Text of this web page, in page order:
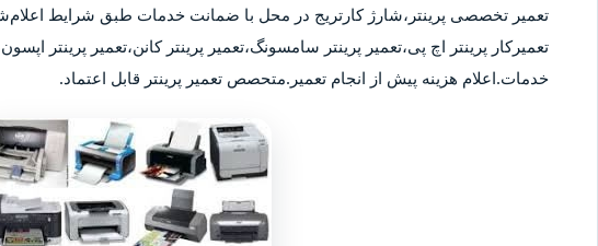
تعمیر تخصصی پرینتر،شارژ کارتریج در محل با ضمانت خدمات طبق شرایط
تعمیرکار پرینتر اچ پی،تعمیر پرینتر سامسونگ،تعمیر پرینتر کانن،تعمیر پرینتر
خدمات.اعلام هزینه پیش از انجام تعمیر.متحصص تعمیر پرینتر قابل اعتماد.